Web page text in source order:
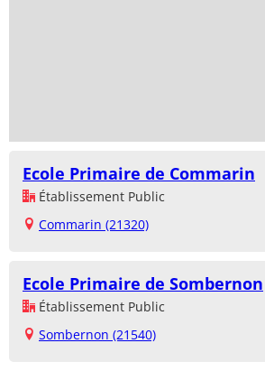
Ecole Primaire de Commarin
Établissement Public
Commarin (21320)
Ecole Primaire de Sombernon
Établissement Public
Sombernon (21540)